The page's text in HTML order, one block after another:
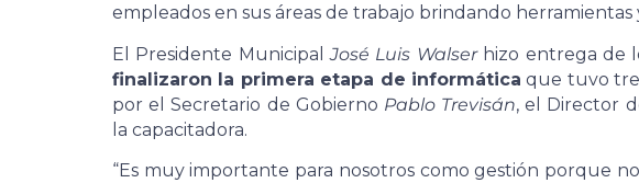
empleados en sus áreas de trabajo brindando herramientas
El Presidente MunicipalJosé Luis Walserhizo entrega de
finalizaron la primera etapa de informática que tuvo
por el Secretario de Gobierno Pablo Trevisán, el Director
la capacitadora.
“Es muy importante para nosotros como gestión porque